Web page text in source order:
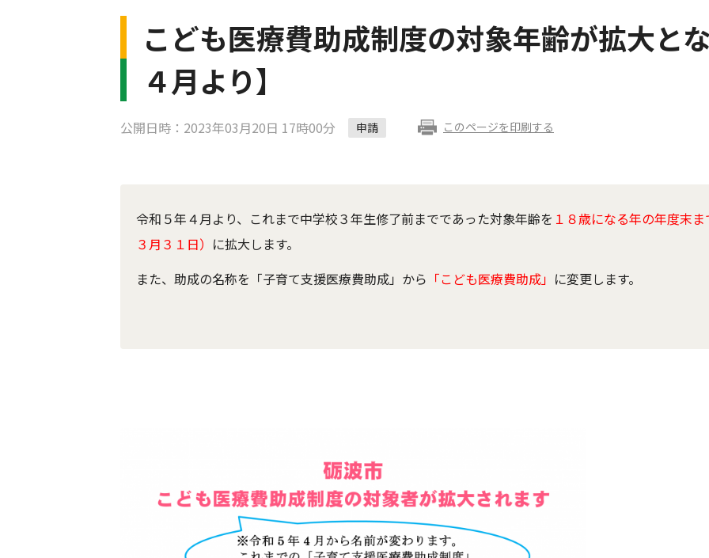
こども医療費助成制度の対象年齢が拡大と
４月より】
公開日時：2023年03月20日 17時00分 申請 このページを印刷する
令和５年４月より、これまで中学校３年生修了前までであった対象年齢を １８歳になる年の年度末
３月３１日） に拡大します。
また、助成の名称を「子育て支援医療費助成」から 「こども医療費助成」 に変更します。